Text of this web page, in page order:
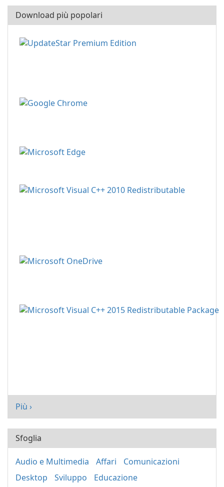
Download più popolari
Più ›
Sfoglia
Audio e Multimedia Affari
Comunicazioni
Desktop
Sviluppo
Educazione